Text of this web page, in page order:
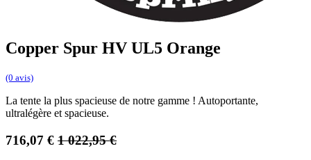
Copper Spur HV UL5 Orange
(0 avis)
La tente la plus spacieuse de notre gamme ! Autoportante,
ultralégère et spacieuse.
716,07 € 1 022,95€